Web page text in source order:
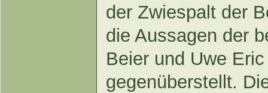
der Zwiespalt der
die Aussagen der
Beier und Uwe
gegenüberstellt.